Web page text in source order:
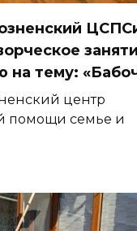
на тему:
центр
помощи семье и